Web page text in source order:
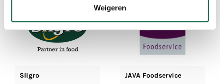
Weigeren
Sligro
JAVA Foodservice